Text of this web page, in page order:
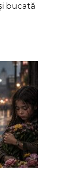
bucată